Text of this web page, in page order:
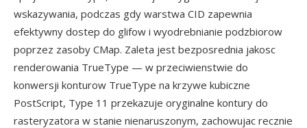
wskazywania, podczas gdy warstwa CID zapewnia
efektywny dostep do glifow i wyodrebnianie podzbiorow
poprzez zasoby CMap. Zaleta jest bezposrednia jakosc
renderowania TrueType — w przeciwienstwie do
konwersji konturow TrueType na krzywe kubiczne
PostScript, Type 11 przekazuje oryginalne kontury do
rasteryzatora w stanie nienaruszonym, zachowujac recznie